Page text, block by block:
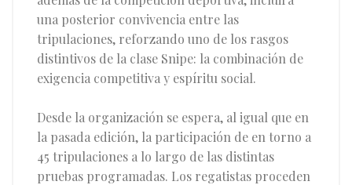
una posterior convivencia entre las
tripulaciones, reforzando uno de los rasgos
distintivos de la clase Snipe: la combinación de
exigencia competitiva y espíritu social.
Desde la organización se espera, al igual que en
la pasada edición, la participación de en torno a
45 tripulaciones a lo largo de las distintas
pruebas programadas. Los regatistas proceden